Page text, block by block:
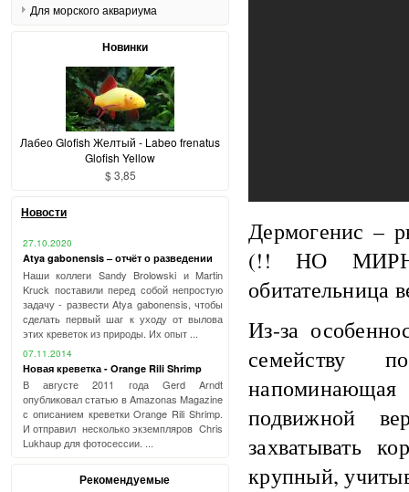
Дермогенис –
(!! НО
обитательница
Из-за
семейству
подвижной
захватывать
крупный,
Для морского аквариума
Новинки
Лабео Glofish Желтый - Labeo frenatus
Glofish Yellow
$ 3,85
Новости
27.10.2020
Atya gabonensis – отчёт о разведении
Наши коллеги Sandy Brolowski и Martin
Kruck поставили перед собой непростую
задачу - развести Atya gabonensis, чтобы
сделать первый шаг к уходу от вылова
этих креветок из природы. Их опыт ...
07.11.2014
Новая креветка - Orange Rili Shrimp
В августе 2011 года Gerd Arndt
опубликовал статью в Amazonas Magazine
с описанием креветки Orange Rili Shrimp.
И отправил несколько экземпляров Chris
Lukhaup для фотосессии. ...
Рекомендуемые